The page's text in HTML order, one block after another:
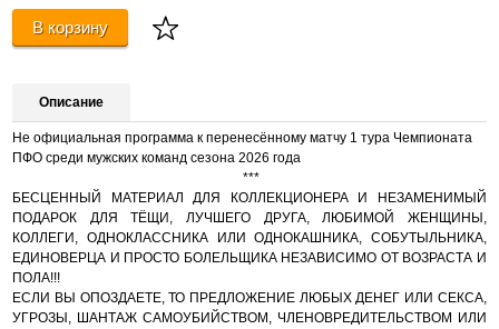
В корзину
Описание
Не официальная программа к перенесённому матчу 1 тура Чемпионата
ПФО среди мужских команд сезона 2026 года
***
БЕСЦЕННЫЙ МАТЕРИАЛ ДЛЯ КОЛЛЕКЦИОНЕРА И НЕЗАМЕНИМЫЙ
ПОДАРОК ДЛЯ ТЁЩИ, ЛУЧШЕГО ДРУГА, ЛЮБИМОЙ ЖЕНЩИНЫ,
КОЛЛЕГИ, ОДНОКЛАССНИКА ИЛИ ОДНОКАШНИКА, СОБУТЫЛЬНИКА,
ЕДИНОВЕРЦА И ПРОСТО БОЛЕЛЬЩИКА НЕЗАВИСИМО ОТ ВОЗРАСТА И
ПОЛА!!!
ЕСЛИ ВЫ ОПОЗДАЕТЕ, ТО ПРЕДЛОЖЕНИЕ ЛЮБЫХ ДЕНЕГ ИЛИ СЕКСА,
УГРОЗЫ, ШАНТАЖ САМОУБИЙСТВОМ, ЧЛЕНОВРЕДИТЕЛЬСТВОМ ИЛИ